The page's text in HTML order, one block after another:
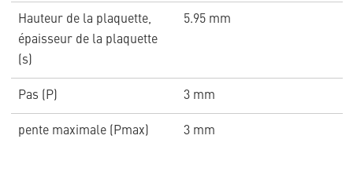
Hauteur de la plaquette,
épaisseur de la plaquette
(s)
5.95 mm
Pas (P) 3 mm
pente maximale (Pmax) 3 mm